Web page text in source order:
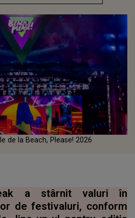
de la Beach, Please! 2026
a stârnit valuri în
de festivaluri, conform